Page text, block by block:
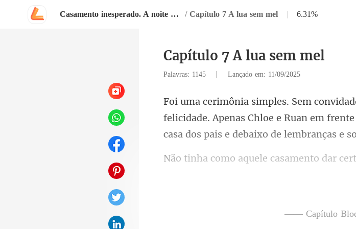
Casamento inesperado. A noite que mudou minha vida / Capítulo 7 A lua sem mel | 6.31%
Capítulo 7 A lua sem mel
Palavras: 1145 | Lançado em: 11/09/2025
felicidade. Apenas Chloe e Ruan em
aquele casame
—— Capítulo